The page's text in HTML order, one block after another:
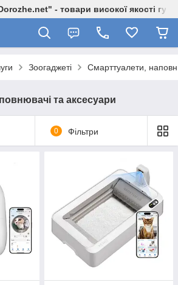
- товари високої якості
Зоогаджеті Смарттуалети,
та аксесуари
0 Фільтри